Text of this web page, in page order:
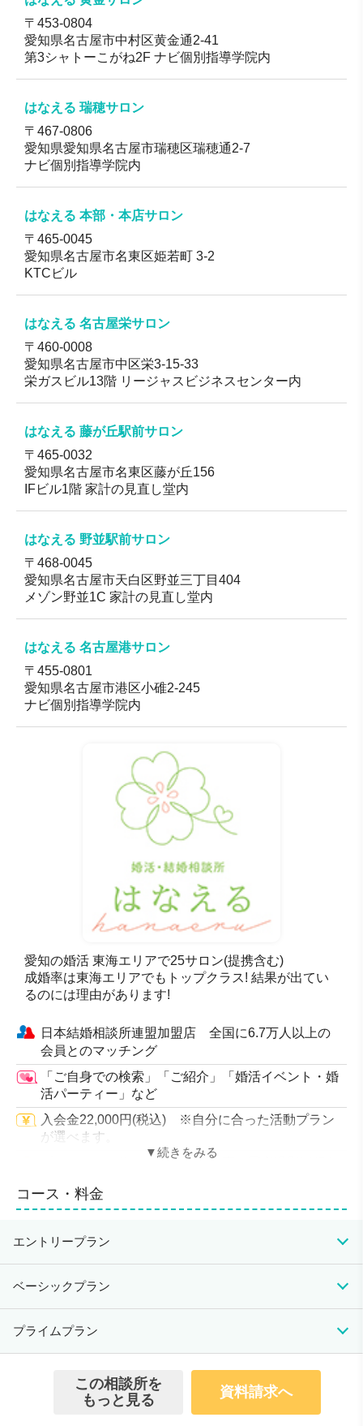
対応地域
北海道・宮城・東京・大阪・兵庫・京都・愛知・滋賀・
岡山・香川・福岡・大分
〒453-0804
愛知県名古屋市中村区黄金通2-41
第3シャトーこがね2F ナビ個別指導学院内
はなえる 瑞穂サロン
〒467-0806
愛知県愛知県名古屋市瑞穂区瑞穂通2-7
ナビ個別指導学院内
はなえる 本部・本店サロン
〒465-0045
愛知県名古屋市名東区姫若町 3-2
KTCビル
はなえる 名古屋栄サロン
〒460-0008
愛知県名古屋市中区栄3-15-33
栄ガスビル13階 リージャスビジネスセンター内
はなえる 藤が丘駅前サロン
〒465-0032
愛知県名古屋市名東区藤が丘156
IFビル1階 家計の見直し堂内
はなえる 野並駅前サロン
〒468-0045
愛知県名古屋市天白区野並三丁目404
メゾン野並1C 家計の見直し堂内
はなえる 名古屋港サロン
〒455-0801
愛知県名古屋市港区小碓2-245
ナビ個別指導学院内
愛知の婚活 東海エリアで25サロン(提携含む)
成婚率は東海エリアでもトップクラス! 結果が出てい
るのには理由があります!
日本結婚相談所連盟加盟店 全国に6.7万人以上の
会員とのマッチング
「ご自身での検索」「ご紹介」「婚活イベント・婚
活パーティー」など
入会金22,000円(税込) ※自分に合った活動プラン
が選べます。
プロフィール作りのサポート充実 写真撮影同行あ
人気の少人数制婚活パーティーを開催
あり
入会資格
男性4.6：女性5.4
無料相談では、あなたの理想のタイプを明確にし、その
お相手を検索することができます。
お悩みや不安がある場合は、カウンセリングで解決。こ
コース・料金
エントリープラン
初期費用
録料33,000円、活動準
ベーシックプラン
初期費用
録料33,000円、活動準
備費66,000円)
13,750円(税込)
プライムプラン
成婚料
(入会金33,000円、登
この相談所を
もっと見る
資料請求へ